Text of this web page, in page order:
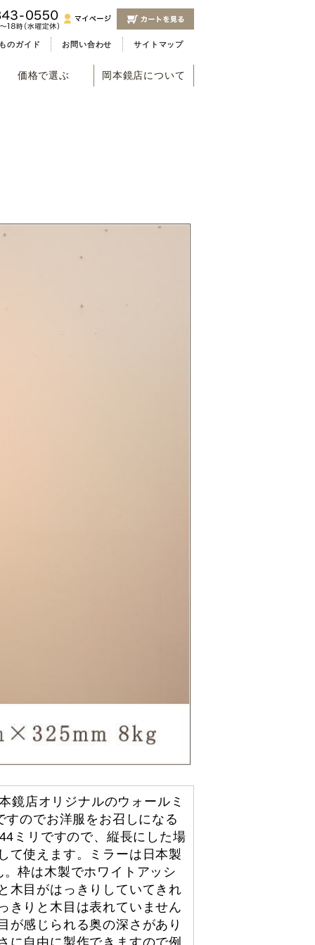
のガイド お問い合わせ サイトマップ
価格で選ぶ 岡本鏡店について
鏡店オリジナルのウォールミ
のでお洋服をお召しになる
ミリですので、縦長にした場
て使えます。ミラーは日本製
枠は木製でホワイトアッシ
木目がはっきりしていてきれ
きりと木目は表れていません
が感じられる奥の深さがあり
に自由に製作できますので例